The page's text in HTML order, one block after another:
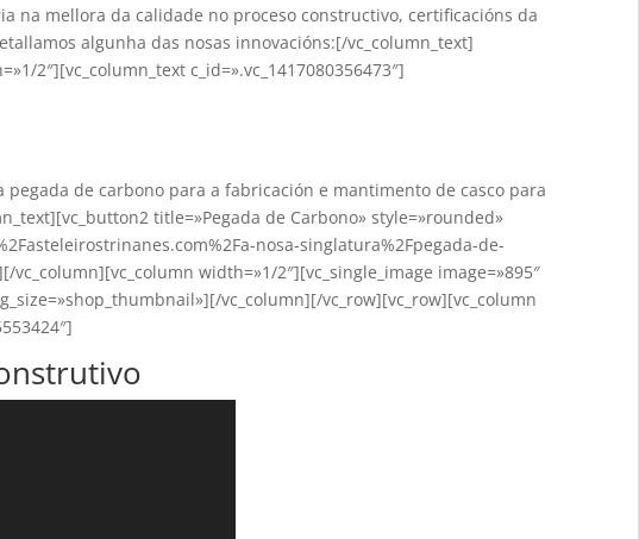
na mellora da calidade no proceso constructivo, certificacións da
algunha das nosas innovacións:[/vc_column_text]
2″][vc_column_text c_id=».vc_1417080356473″]
pegada de carbono para a fabricación e mantimento de casco para
title=»Pegada de Carbono» style=»rounded»
nosa-singlatura%2Fpegada-de-
width=»1/2″][vc_single_image image=»895″
vc_column][/vc_row][vc_row][vc_column